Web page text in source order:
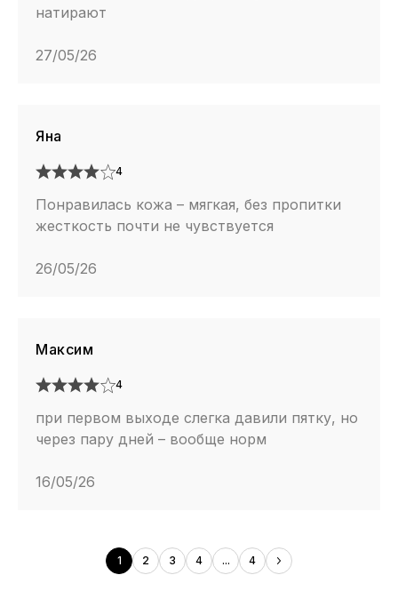
натирают
27/05/26
Яна
4
Понравилась кожа – мягкая, без пропитки
жесткость почти не чувствуется
26/05/26
Максим
4
при первом выходе слегка давили пятку, но
через пару дней – вообще норм
16/05/26
1 2 3 4 ... 4